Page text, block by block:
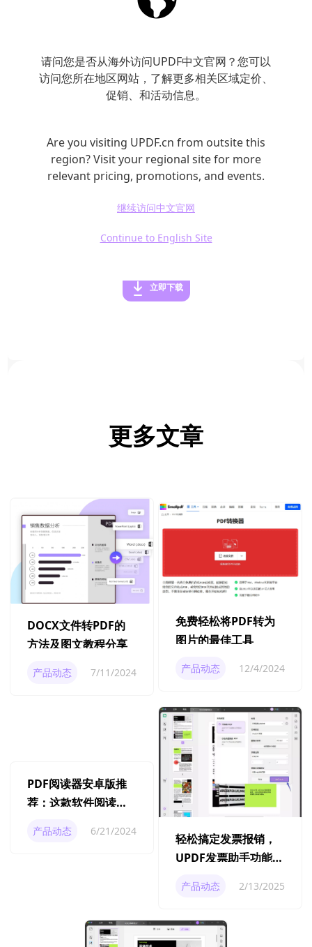
请问您是否从海外访问UPDF中文官网？您可以
访问您所在地区网站，了解更多相关区域定价、
促销、和活动信息。
Are you visiting UPDF.cn from outsite this
region? Visit your regional site for more
relevant pricing, promotions, and events.
继续访问中文官网
Continue to English Site
六：Microsoft Edge
Edge内置了PDF阅读功能，支持基本的PDF浏
览和标注。对于Windows用户来说，Microsoft
择。
综上所述，不同的PDF阅读器适用于不同的用户
群体和使用场景。您可以根据自己的需求选择
立即下载
更多文章
DOCX文件转PDF的
方法及图文教程分享
产品动态 7/11/2024
免费轻松将PDF转为
图片的最佳工具
产品动态 12/4/2024
PDF阅读器安卓版推
荐：这款软件阅读效
上手
产品动态 6/21/2024
轻松搞定发票报销，
UPDF发票助手功能全
产品动态 2/13/2025